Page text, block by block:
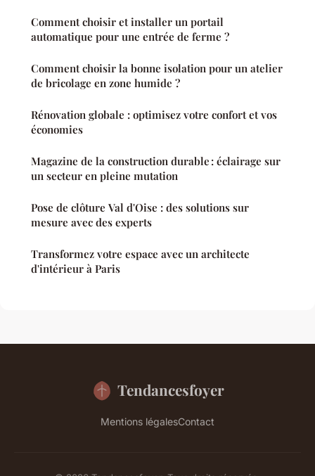
Comment choisir et installer un portail
automatique pour une entrée de ferme ?
Comment choisir la bonne isolation pour un atelier
de bricolage en zone humide ?
Rénovation globale : optimisez votre confort et vos
économies
Magazine de la construction durable : éclairage sur
un secteur en pleine mutation
Pose de clôture Val d'Oise : des solutions sur
mesure avec des experts
Transformez votre espace avec un architecte
d'intérieur à Paris
Tendancesfoyer
Mentions légalesContact